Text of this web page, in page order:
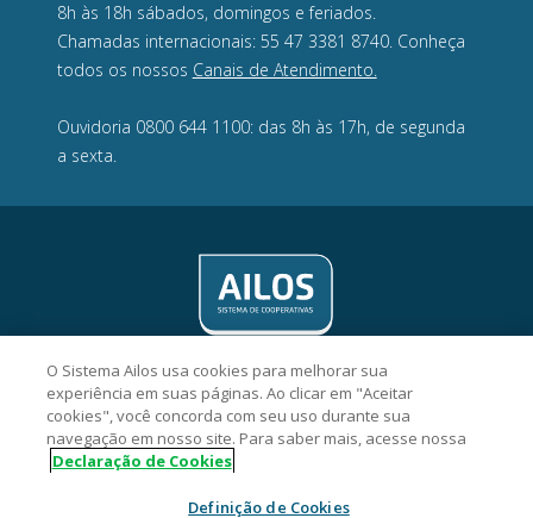
8h às 18h sábados, domingos e feriados.
Chamadas internacionais: 55 47 3381 8740. Conheça
todos os nossos Canais de Atendimento.
Ouvidoria 0800 644 1100: das 8h às 17h, de segunda
a sexta.
Credelesc Cooperativa de Crédito - CNPJ 08.850.613/0001-20
Av. Hercílio Luz, 639, 3° andar, sala 309, Centro, CEP 88020-020,
O Sistema Ailos usa cookies para melhorar sua
experiência em suas páginas. Ao clicar em "Aceitar
cookies", você concorda com seu uso durante sua
navegação em nosso site. Para saber mais, acesse nossa
Declaração de Cookies
Definição de Cookies